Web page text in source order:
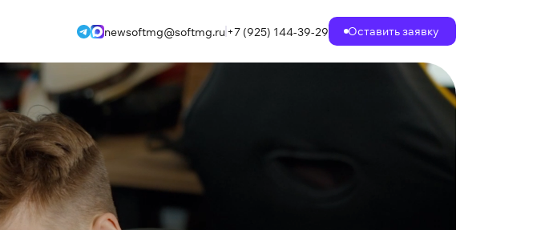
newsoftmg@softmg.ru +7 (925) 144-39-29 Оставить заявку